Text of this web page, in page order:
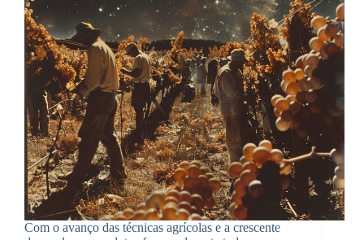
Com o avanço das técnicas agrícolas e a crescente